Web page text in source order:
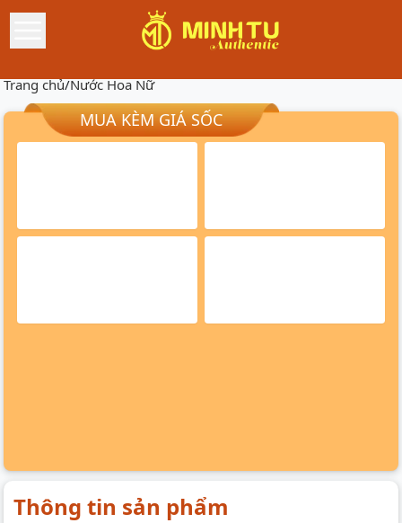
Trang chủ/Nước Hoa Nữ
MUA KÈM GIÁ SỐC
Thông tin sản phẩm